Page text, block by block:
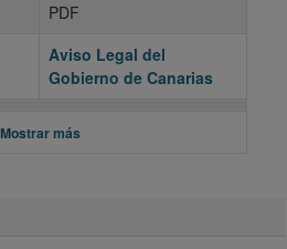
PDF
Aviso Legal del
Gobierno de Canarias
Mostrar más